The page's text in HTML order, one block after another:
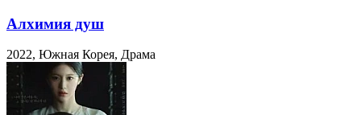
Алхимия душ
2022, Южная Корея, Драма